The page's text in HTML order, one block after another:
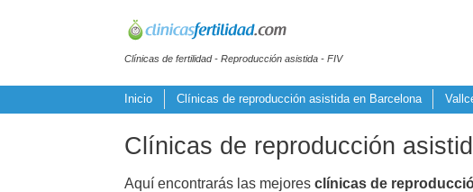
Clínicas de fertilidad - Reproducción asistida - FIV
Inicio Clínicas de reproducción asistida en Barcelona
Clínicas de reproducción
Aquí encontrarás las mejores clínicas de